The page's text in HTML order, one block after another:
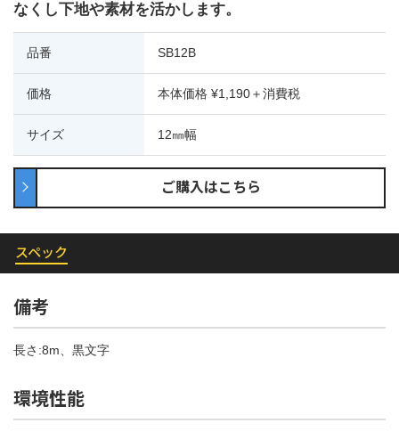
なくし下地や素材を活かします。
品番 SB12B
価格 本体価格 ¥1,190＋消費税
サイズ 12㎜幅
ご購入はこちら
スペック
備考
長さ:8m、黒文字
環境性能